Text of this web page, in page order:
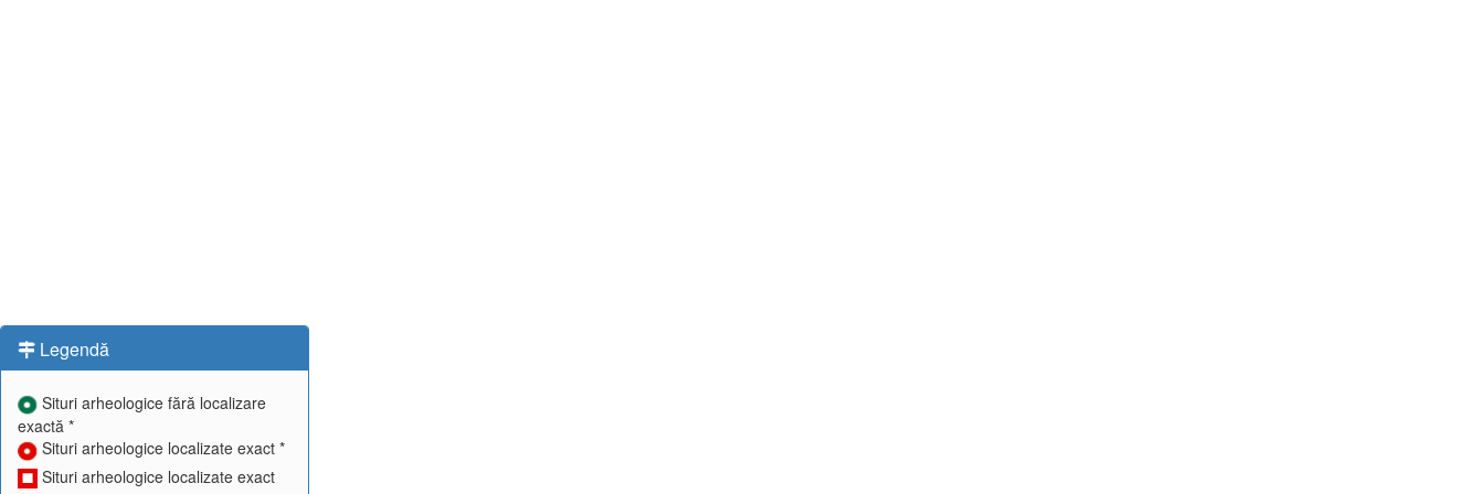
Legendă
Situri arheologice fără localizare
exactă *
Situri arheologice localizate exact *
Situri arheologice localizate exact